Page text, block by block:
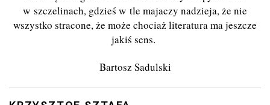
w szczelinach, gdzieś w tle majaczy nadzieja, że nie
wszystko stracone, że może chociaż literatura ma jeszcze
jakiś sens.
Bartosz Sadulski